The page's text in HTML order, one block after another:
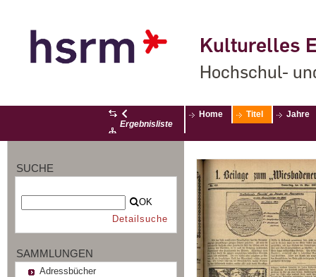
Kulturelles
Hochschul-
Ergebnisliste
Home Titel Jahre
SUCHE
OK
Detailsuche
SAMMLUNGEN
Adressbücher